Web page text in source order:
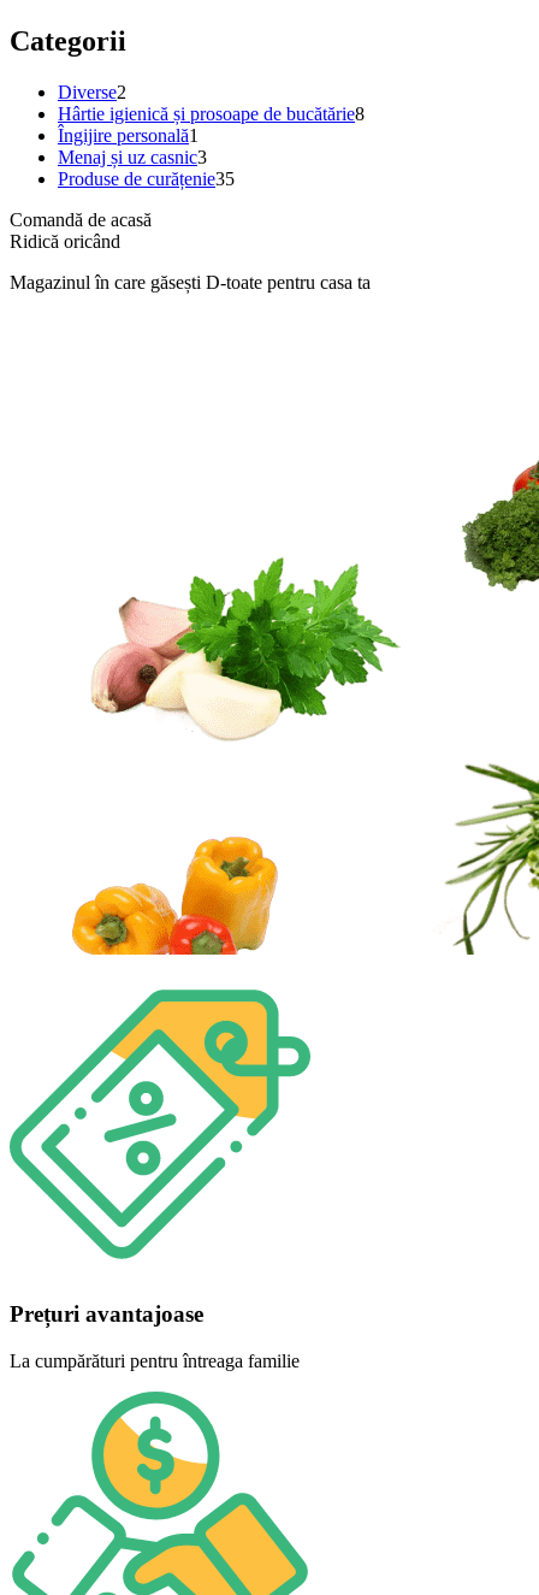
Categorii
Diverse2
produse
Hârtie igienică și prosoape de bucătărie88
Îngijire personală1
produs
Menaj și uz casnic33
produse
Produse de curățenie3535
Comandă de acasă
Ridică oricând
Magazinul în care găsești D-toate pentru casa ta
Prețuri avantajoase
La cumpărături pentru întreaga familie